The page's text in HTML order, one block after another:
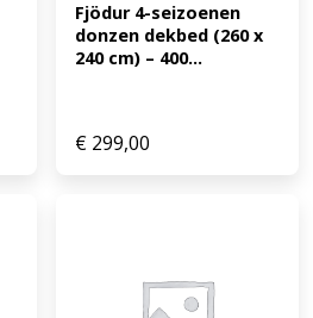
Fjödur 4-seizoenen
donzen dekbed (260 x
240 cm) – 400...
€ 299,00